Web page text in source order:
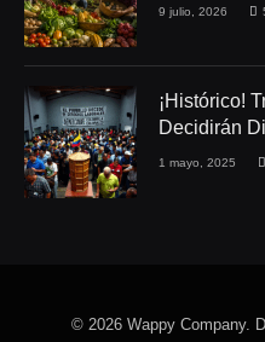
9 julio, 2026
¡Histórico!
Decidirán
Derechos
1 mayo, 2025
© 2026 Wappy Company.